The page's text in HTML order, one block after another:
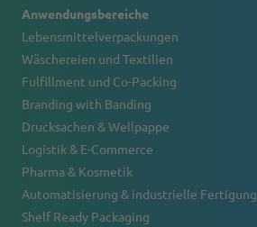
Anwendungsbereiche
Lebensmittelverpackungen
Wäschereien und Textilien
Fulfillment und Co-Packing
Branding with Banding
Drucksachen & Wellpappe
Logistik & E-Commerce
Pharma & Kosmetik
Automatisierung & industrielle Fertigung
Shelf Ready Packaging